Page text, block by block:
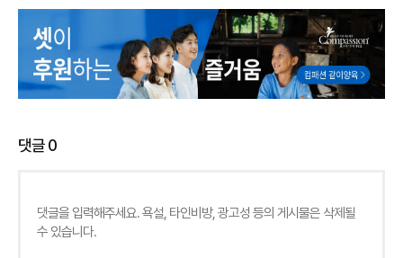
댓글0